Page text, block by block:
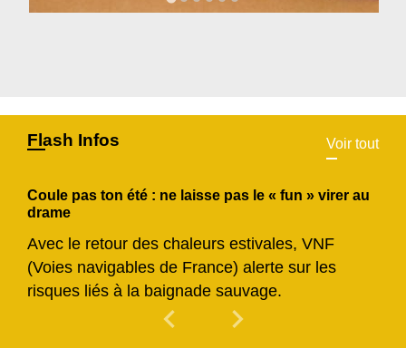
Flash Infos Voir tout
Coule pas ton été : ne laisse pas le « fun » virer au
drame
Avec le retour des chaleurs estivales, VNF
(Voies navigables de France) alerte sur les
risques liés à la baignade sauvage.
chevron_left Previous
chevron_right